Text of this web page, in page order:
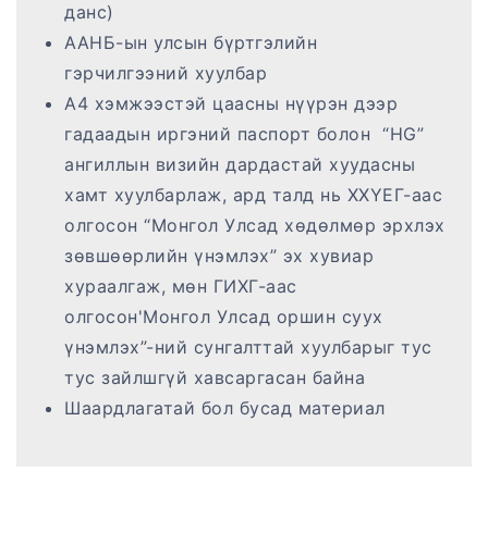
данс)
ААНБ-ын улсын бүртгэлийн
гэрчилгээний хуулбар
А4 хэмжээстэй цаасны нүүрэн дээр
гадаадын иргэний паспорт болон “HG”
ангиллын визийн дардастай хуудасны
хамт хуулбарлаж, ард талд нь ХХҮЕГ-аас
олгосон “Монгол Улсад хөдөлмөр эрхлэх
зөвшөөрлийн үнэмлэх” эх хувиар
хураалгаж, мөн ГИХГ-аас
олгосон'Монгол Улсад оршин суух
үнэмлэх”-ний сунгалттай хуулбарыг тус
тус зайлшгүй хавсаргасан байна
Шаардлагатай бол бусад материал